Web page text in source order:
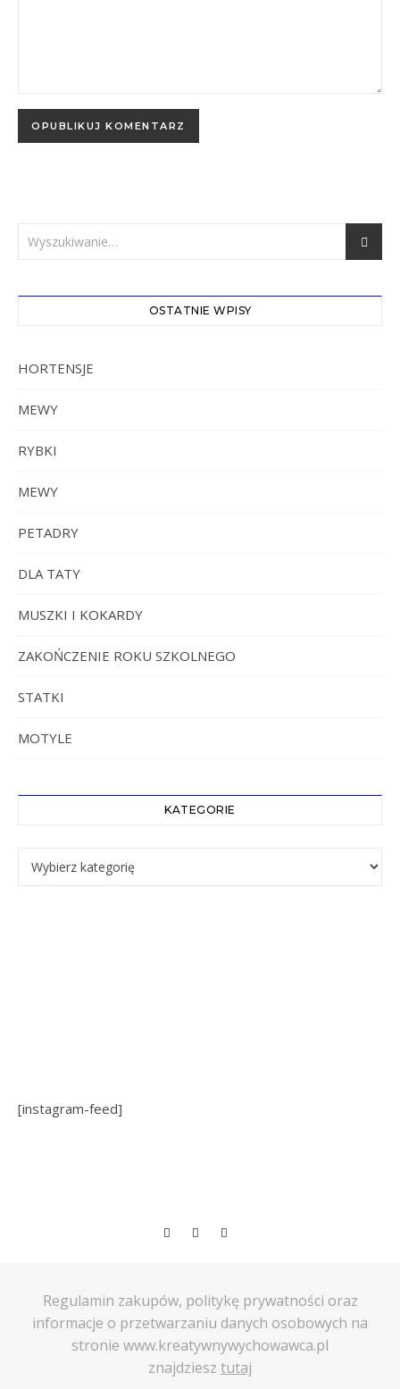
OSTATNIE WPISY
HORTENSJE
MEWY
RYBKI
MEWY
PETADRY
DLA TATY
MUSZKI I KOKARDY
ZAKOŃCZENIE ROKU SZKOLNEGO
STATKI
MOTYLE
KATEGORIE
Kategorie
[instagram-feed]
Regulamin zakupów, politykę prywatności oraz
informacje o przetwarzaniu danych osobowych na
stronie www.kreatywnywychowawca.pl
znajdziesz tutaj